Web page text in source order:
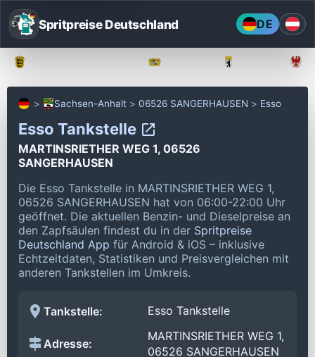
Spritpreise Deutschland DE
Sachsen-Anhalt 06526 SANGERHAUSEN Esso
Esso Tankstelle
MARTINSRIETHER WEG 1, 06526
SANGERHAUSEN
Die Esso Tankstelle in MARTINSRIETHER WEG 1,
06526 SANGERHAUSEN hat von 06:00-22:00 Uhr
geöffnet. Die aktuellen Benzin- und Dieselpreise an
den Zapfsäulen findest du in der Spritpreise
Deutschland App für Android & iOS – inklusive
Echtzeitdaten, Statistiken und Preisvergleichen mit
anderen Tankstellen im Umkreis.
Tankstelle: Esso Tankstelle
Adresse:
MARTINSRIETHER WEG 1,
06526 SANGERHAUSEN